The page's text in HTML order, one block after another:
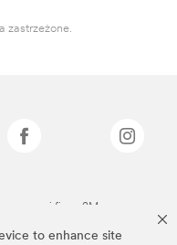
to enhance site
zastrzeżone.
firmy 3M.